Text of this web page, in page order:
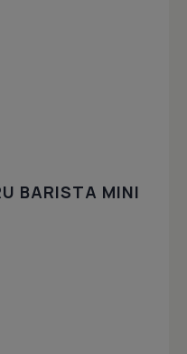
BARISTA MINI